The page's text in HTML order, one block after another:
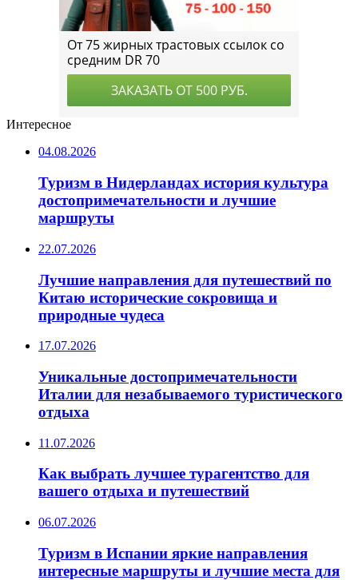
Интересное
04.08.2026
Туризм в Нидерландах история культура
достопримечательности и лучшие
маршруты
22.07.2026
Лучшие направления для путешествий по
Китаю исторические сокровища и
природные чудеса
17.07.2026
Уникальные достопримечательности
Италии для незабываемого туристического
отдыха
11.07.2026
Как выбрать лучшее турагентство для
вашего отдыха и путешествий
06.07.2026
Туризм в Испании яркие направления
интересные маршруты и лучшие места для